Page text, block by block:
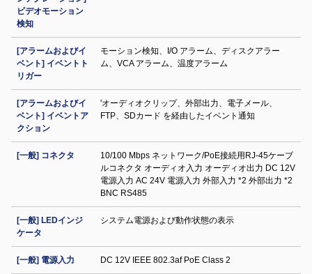
ビデオモーション
検知
[アラームおよびイ
ベント] イベントト
リガー
モーション検知、I/O アラーム、ディスクアラー
ム、VCA アラーム、温度アラーム
[アラームおよびイ
ベント] イベントア
クション
'オーディオクリップ、外部出力、電子メール、
FTP、SDカード を経由したイベント通知
[一般] コネクタ
10/100 Mbps ネットワーク/PoE接続用RJ-45ケーブ
ルコネクタ オーディオ入力 オーディオ出力 DC 12V
電源入力 AC 24V 電源入力 外部入力 *2 外部出力 *2
BNC RS485
[一般] LEDインジ
ケータ
システム電源および動作状態の表示
[一般] 電源入力 DC 12V IEEE 802.3af PoE Class 2